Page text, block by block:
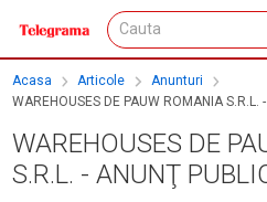
Acasa Articole
Anunturi
WAREHOUSES DE PAUW ROMANIA S.R.L.
WAREHOUSES DE
S.R.L. - ANUNŢ